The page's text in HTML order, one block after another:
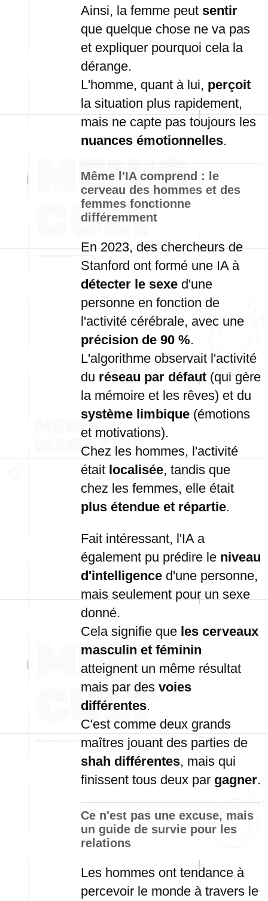
Ainsi, la femme peut sentir
que quelque chose ne va pas
et expliquer pourquoi cela la
dérange.
L'homme, quant à lui, perçoit
la situation plus rapidement,
mais ne capte pas toujours les
nuances émotionnelles.
Même l'IA comprend : le
cerveau des hommes et des
femmes fonctionne
différemment
En 2023, des chercheurs de
Stanford ont formé une IA à
détecter le sexe d'une
personne en fonction de
l'activité cérébrale, avec une
précision de 90 %.
L'algorithme observait l'activité
du réseau par défaut (qui gère
la mémoire et les rêves) et du
système limbique (émotions
et motivations).
Chez les hommes, l'activité
était localisée, tandis que
chez les femmes, elle était
plus étendue et répartie.
Fait intéressant, l'IA a
également pu prédire le niveau
d'intelligence d'une personne,
mais seulement pour un sexe
donné.
Cela signifie que les cerveaux
masculin et féminin
atteignent un même résultat
mais par des voies
différentes.
C'est comme deux grands
maîtres jouant des parties de
shah différentes, mais qui
finissent tous deux par gagner.
Ce n'est pas une excuse, mais
un guide de survie pour les
relations
Les hommes ont tendance à
percevoir le monde à travers le